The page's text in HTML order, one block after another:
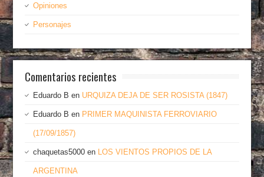
Opiniones
Personajes
Comentarios recientes
Eduardo B en URQUIZA DEJA DE SER ROSISTA (1847)
Eduardo B en PRIMER MAQUINISTA FERROVIARIO
(17/09/1857)
chaquetas5000 en LOS VIENTOS PROPIOS DE LA
ARGENTINA